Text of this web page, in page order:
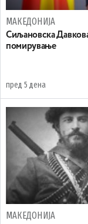
МАКЕДОНИЈА
Сиљановска
помирување
пред 5 дена
МАКЕДОНИЈА